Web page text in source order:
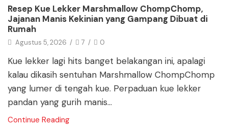
Resep Kue Lekker Marshmallow ChompChomp,
Jajanan Manis Kekinian yang Gampang Dibuat di
Rumah
Agustus 5, 2026 / 7 / 0
Kue lekker lagi hits banget belakangan ini, apalagi
kalau dikasih sentuhan Marshmallow ChompChomp
yang lumer di tengah kue. Perpaduan kue lekker
pandan yang gurih manis...
Continue Reading